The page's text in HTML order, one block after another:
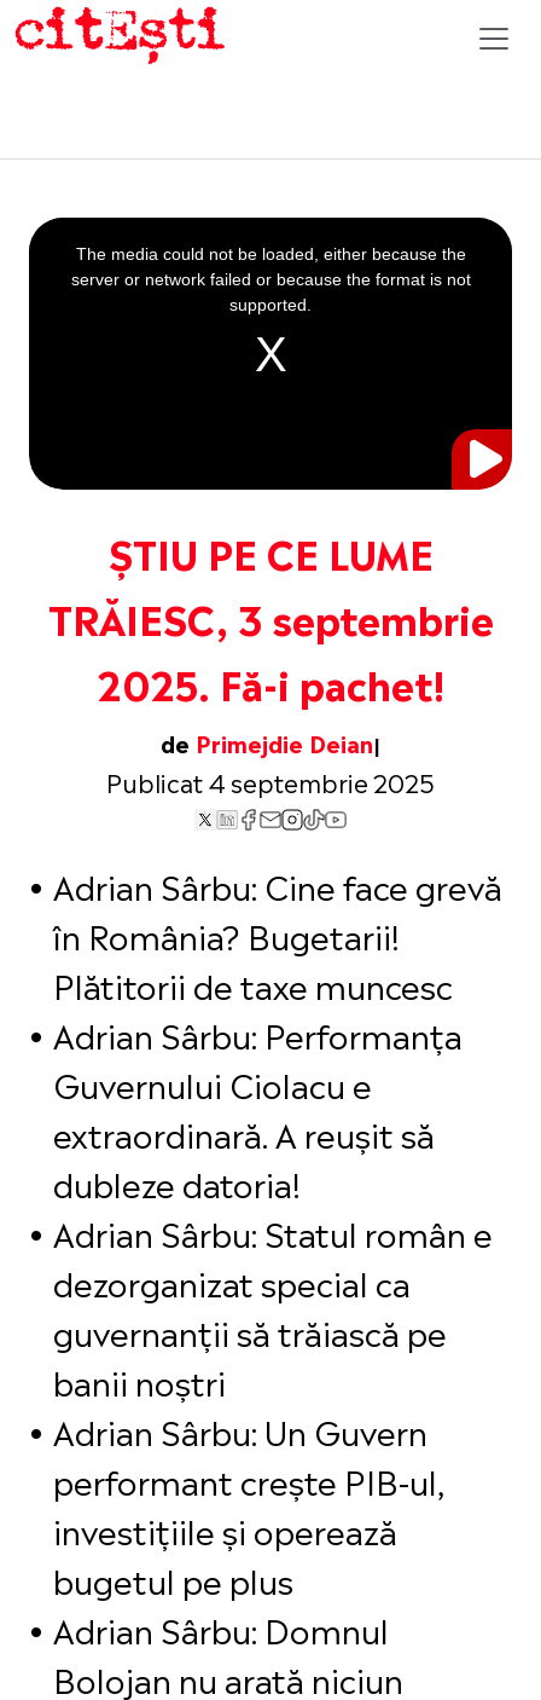
ȘTIU PE CE LUME
TRĂIESC, 3 septembrie
2025. Fă-i pachet!
de Primejdie Deian
Publicat 4 septembrie 2025
This
is
a
The media could not be loaded, either because the
server or network failed or because the format is not
supported.
Adrian Sârbu: Cine face grevă
în România? Bugetarii!
Plătitorii de taxe muncesc
Adrian Sârbu: Performanța
Guvernului Ciolacu e
extraordinară. A reușit să
dubleze datoria!
Adrian Sârbu: Statul român e
dezorganizat special ca
guvernanții să trăiască pe
banii noștri
Adrian Sârbu: Un Guvern
performant crește PIB-ul,
investițiile și operează
bugetul pe plus
Adrian Sârbu: Domnul
Bolojan nu arată niciun